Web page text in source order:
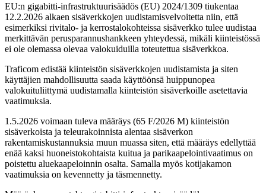
EU:n gigabitti-infrastruktuurisäädös (EU) 2024/1309 tiukentaa
12.2.2026 alkaen sisäverkkojen uudistamisvelvoitetta niin, että
esimerkiksi rivitalo- ja kerrostalokohteissa sisäverkko tulee uudistaa
merkittävän perusparannushankkeen yhteydessä, mikäli kiinteistössä
ei ole olemassa olevaa valokuiduilla toteutettua sisäverkkoa.
Traficom edistää kiinteistön sisäverkkojen uudistamista ja siten
käyttäjien mahdollisuutta saada käyttöönsä huippunopea
valokuituliittymä uudistamalla kiinteistön sisäverkoille asetettavia
vaatimuksia.
1.5.2026 voimaan tuleva määräys (65 F/2026 M) kiinteistön
sisäverkoista ja teleurakoinnista alentaa sisäverkon
rakentamiskustannuksia muun muassa siten, että määräys edellyttää
enää kaksi huoneistokohtaista kuitua ja parikaapelointivaatimus on
poistettu aluekaapeloinnin osalta. Samalla myös kotijakamon
vaatimuksia on kevennetty ja täsmennetty.